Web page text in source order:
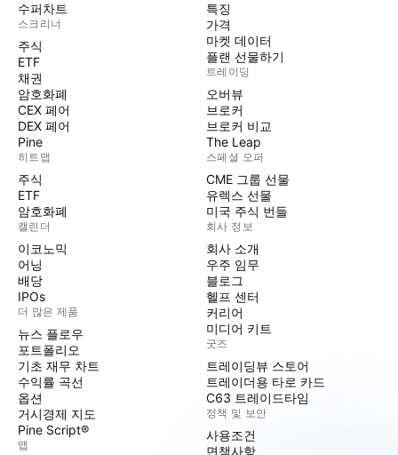
수퍼차트
스크리너
주식
ETF
채권
암호화폐
CEX 페어
DEX 페어
Pine
히트맵
주식
ETF
암호화폐
캘린더
이코노믹
어닝
배당
IPOs
더 많은 제품
뉴스 플로우
포트폴리오
기초 재무 차트
수익률 곡선
옵션
거시경제 지도
Pine Script®
앱
특징
가격
마켓 데이터
플랜 선물하기
트레이딩
오버뷰
브로커
브로커 비교
The Leap
스페셜 오퍼
CME 그룹 선물
유렉스 선물
미국 주식 번들
회사 정보
회사 소개
우주 임무
블로그
헬프 센터
커리어
미디어 키트
굿즈
트레이딩뷰 스토어
트레이더용 타로 카드
C63 트레이드타임
정책 및 보안
사용조건
면책사항